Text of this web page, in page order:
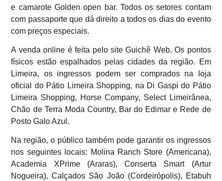
e camarote Golden open bar. Todos os setores contam
com passaporte que dá direito a todos os dias do evento
com preços especiais.
A venda online é feita pelo site Guichê Web. Os pontos
físicos estão espalhados pelas cidades da região. Em
Limeira, os ingressos podem ser comprados na loja
oficial do Pátio Limeira Shopping, na Di Gaspi do Pátio
Limeira Shopping, Horse Company, Select Limeirânea,
Chão de Terra Moda Country, Bar do Edimar e Rede de
Posto Galo Azul.
Na região, o público também pode garantir os ingressos
nos seguintes locais: Molina Ranch Store (Americana),
Academia XPrime (Araras), Conserta Smart (Artur
Nogueira), Calçados São João (Cordeirópolis), Etabuh